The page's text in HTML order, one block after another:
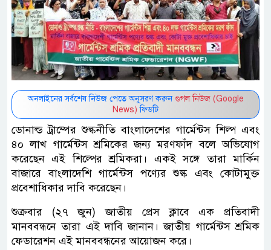
অনলাইনের সর্বশেষ নিউজ পেতে অনুসরণ করুন গুগল নিউজ (Google
News) ফিডটি
ডোনাল্ড ট্রাম্পের শুল্কনীতি বাংলাদেশের গার্মেন্টস শিল্প এবং
৪০ লাখ গার্মেন্টস শ্রমিকের জন্য মরণফাঁদ বলে অভিযোগ
করেছেন এই শিল্পের শ্রমিকরা। একই সঙ্গে তারা মার্কিন
বাজারে বাংলাদেশি গার্মেন্টস পণ্যের শুল্ক এবং কোটামুক্ত
প্রবেশাধিকার দাবি করেছেন।
শুক্রবার (২৭ জুন) জাতীয় প্রেস ক্লাবে এক প্রতিবাদী
মানববন্ধনে তারা এই দাবি জানান। জাতীয় গার্মেন্টস শ্রমিক
ফেডারেশন এই মানববন্ধনের আয়োজন করে।